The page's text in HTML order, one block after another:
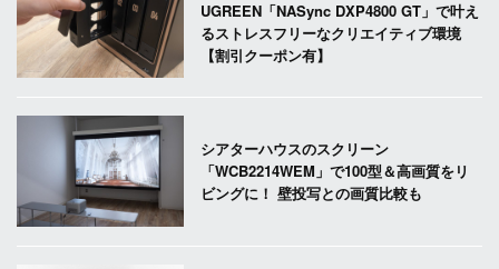
UGREEN「NASync DXP4800 GT」で叶え
るストレスフリーなクリエイティブ環境
【割引クーポン有】
シアターハウスのスクリーン
「WCB2214WEM」で100型＆高画質をリ
ビングに！ 壁投写との画質比較も